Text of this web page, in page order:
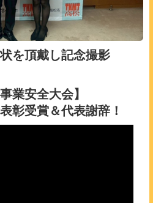
を頂戴し記念撮影
業安全大会】
彰受賞＆代表謝辞！